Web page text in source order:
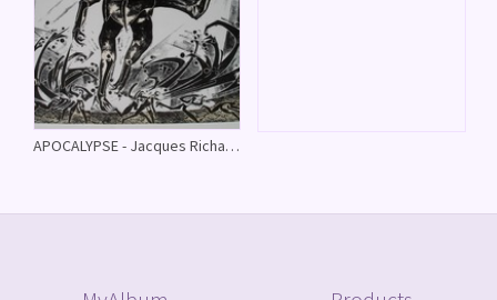
APOCALYPSE - Jacques Richard Sassandra - (Extraits mis à jour le 09/11/08)